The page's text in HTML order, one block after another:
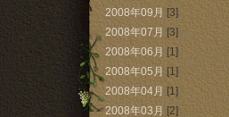
2008年09月 [3]
2008年07月 [3]
2008年06月 [1]
2008年05月 [1]
2008年04月 [1]
2008年03月 [2]